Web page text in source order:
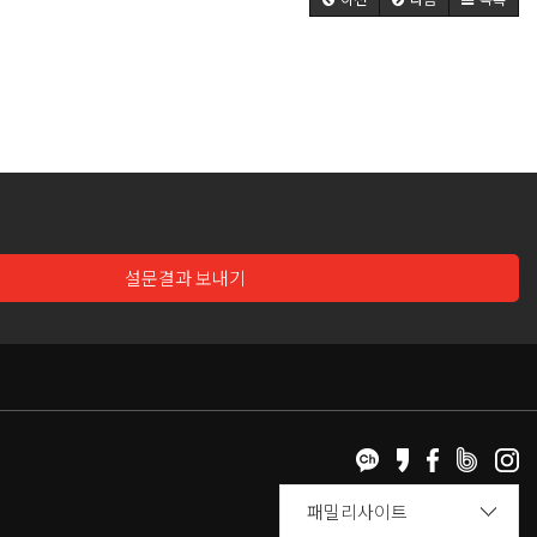
설문결과 보내기